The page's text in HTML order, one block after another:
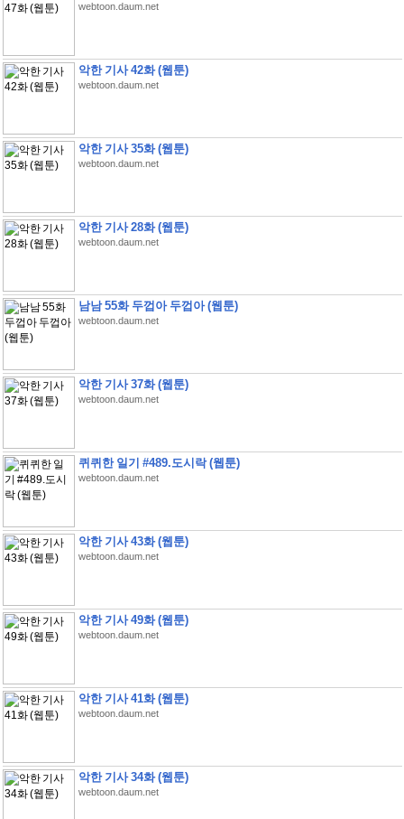
webtoon.daum.net
악한 기사 42화 (웹툰)
webtoon.daum.net
악한 기사 35화 (웹툰)
webtoon.daum.net
악한 기사 28화 (웹툰)
webtoon.daum.net
남남 55화 두껍아 두껍아 (웹툰)
webtoon.daum.net
악한 기사 37화 (웹툰)
webtoon.daum.net
퀴퀴한 일기 #489.도시락 (웹툰)
webtoon.daum.net
악한 기사 43화 (웹툰)
webtoon.daum.net
악한 기사 49화 (웹툰)
webtoon.daum.net
악한 기사 41화 (웹툰)
webtoon.daum.net
악한 기사 34화 (웹툰)
webtoon.daum.net